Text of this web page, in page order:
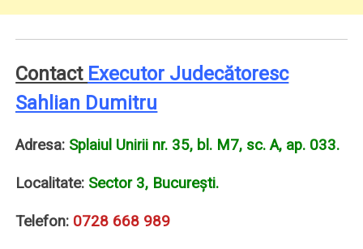
Contact Executor Judecătoresc
Sahlian Dumitru
Adresa: Splaiul Unirii nr. 35, bl. M7, sc. A, ap. 033.
Localitate: Sector 3, Bucureşti.
Telefon: 0728 668 989